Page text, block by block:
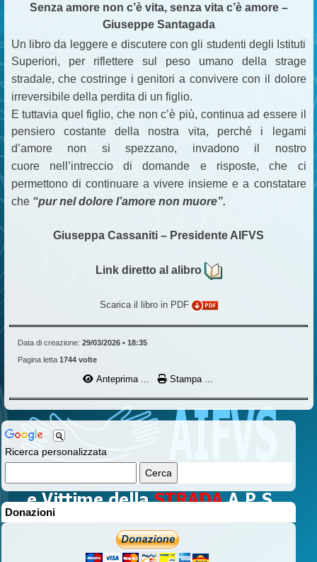
Ricerca personalizzata
Donazioni
Senza amore non c’è vita, senza vita c’è amore –
Giuseppe Santagada
Un libro da leggere e discutere con gli studenti degli Istituti
Superiori, per riflettere sul peso umano della strage
stradale,che costringe i genitori a convivere con il dolore
irreversibile della perdita di un figlio.
E tuttavia quel figlio, che non c’è più, continua ad essere il
pensiero costante della nostra vita, perché i legami
d’amore non si spezzano, invadono il nostro
cuore nell’intreccio di domande e risposte, che ci
permettono di continuare a vivere insieme e a constatare
che “pur nel dolore l’amore non muore”.
Giuseppa Cassaniti – Presidente AIFVS
Link diretto al alibro
Scarica il libro in PDF
Data di creazione: 29/03/2026 • 18:35
Pagina letta 1744 volte
Anteprima ... Stampa ...